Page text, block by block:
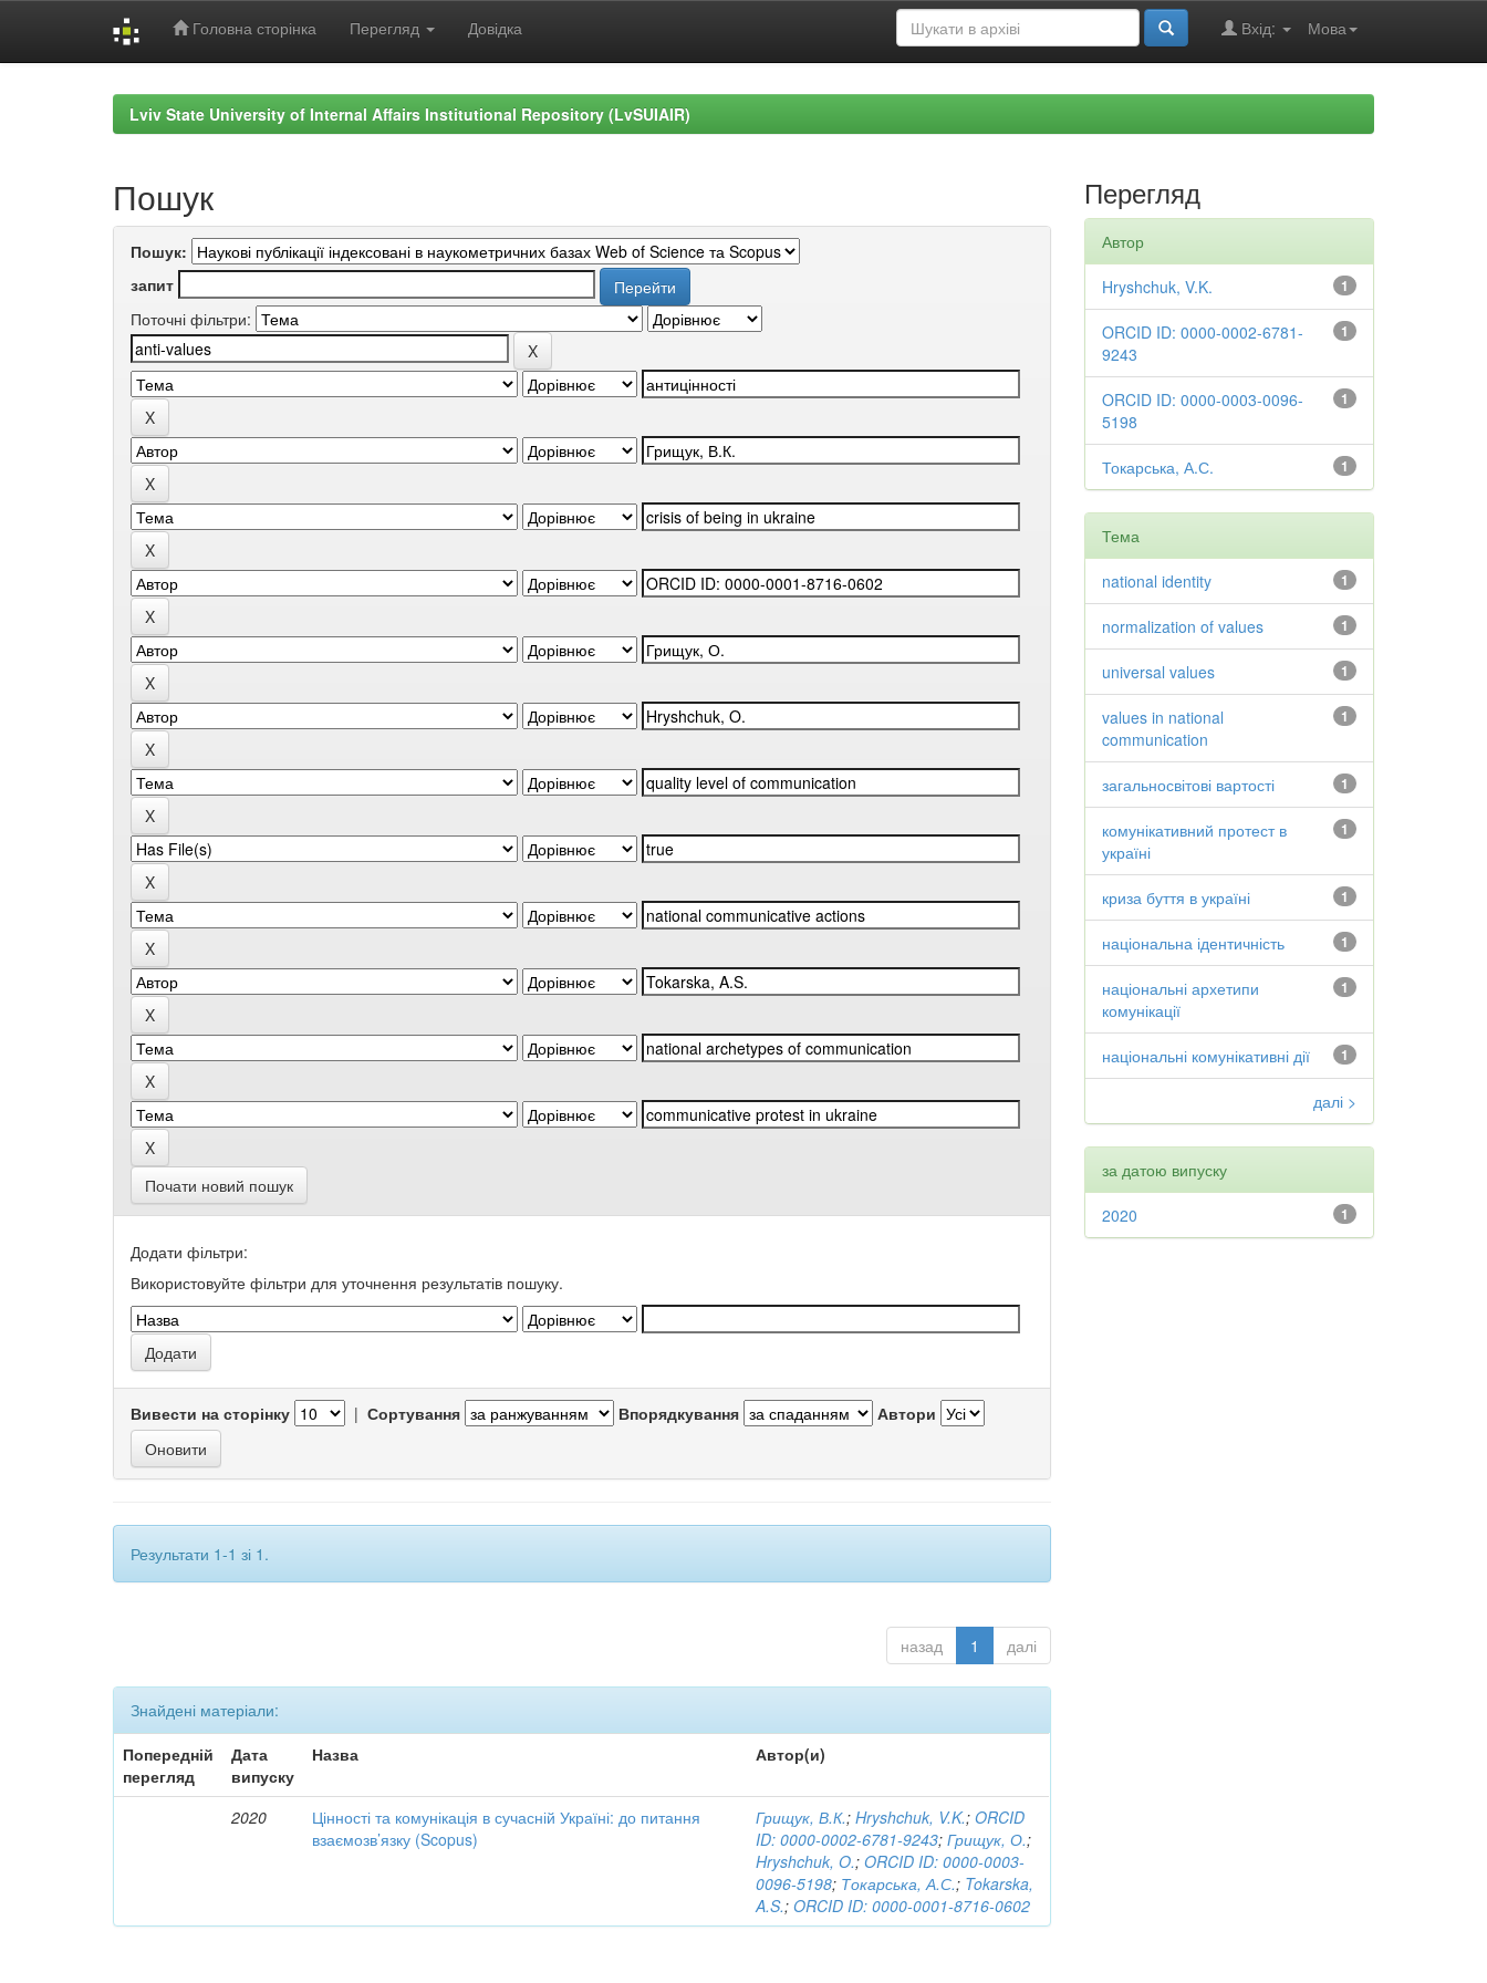
Головна сторінка Перегляд Довідка Мова
Вхід:
Lviv State University of Internal Affairs Institutional Repository (LvSUIAIR)
Пошук
Пошук:
запит
Поточні фільтри:
Почати новий пошук
Додати фільтри:
Використовуйте фільтри для уточнення результатів пошуку.
Вивести на сторінку | Сортування Впорядкування Автори
Результати 1-1 зі 1.
назад 1 далі
Знайдені матеріали:
Попередній
перегляд
Дата
випуску
Назва Автор(и)
2020
Цінності та комунікація в сучасній Україні: до питання
взаємозв’язку (Scopus)
Грищук, В.К.;Hryshchuk, V.K.;ORCID
ID: 0000-0002-6781-9243;Грищук, О.;
Hryshchuk, O.;ORCID ID: 0000-0003-
0096-5198; Токарська, А.С.; Tokarska,
A.S.;ORCID ID: 0000-0001-8716-0602
Перегляд
Автор
1
Hryshchuk, V.K.
1
ORCID ID: 0000-0002-6781-
9243
1
ORCID ID: 0000-0003-0096-
5198
1
Токарська, А.С.
Тема
1
national identity
1
normalization of values
1
universal values
1
values in national
communication
1
загальносвітові вартості
1
комунікативний протест в
україні
1
криза буття в україні
1
національна ідентичність
1
національні архетипи
комунікації
1
національні комунікативні дії
далі >
за датою випуску
1
2020